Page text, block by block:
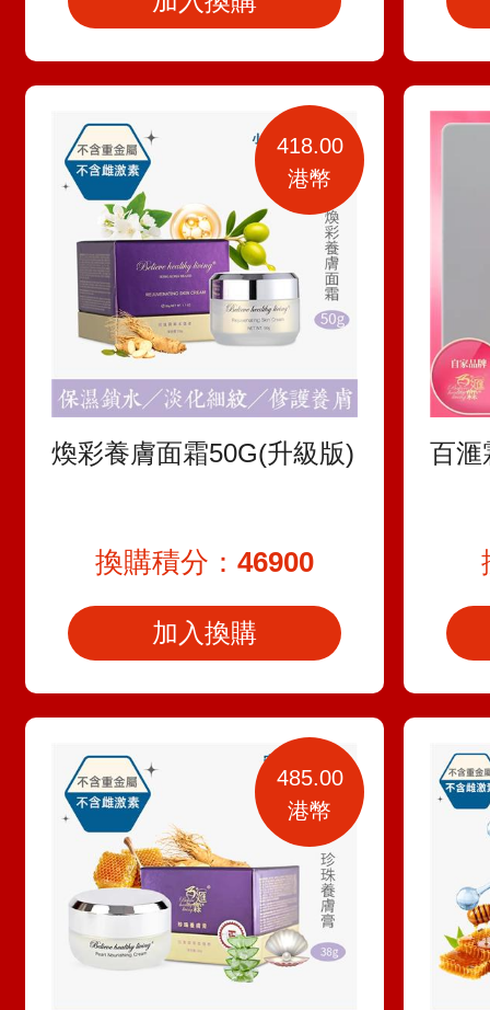
煥彩養膚面霜50G(升級版)
418.00
港幣
換購積分： 46900
加入換購
百滙
485.00
港幣